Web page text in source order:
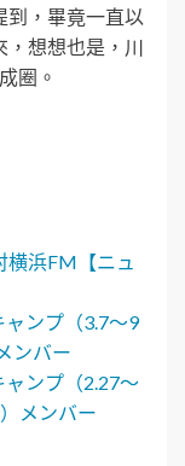
到，畢竟一直以
，想想也是，川
圈。
横浜FM【ニュ
ンプ（3.7～9
ンバー
ンプ（2.27～
メンバー